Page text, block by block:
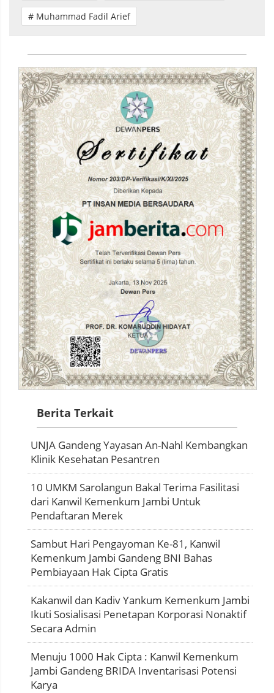
# Muhammad Fadil Arief
Berita Terkait
UNJA Gandeng Yayasan An-Nahl Kembangkan
Klinik Kesehatan Pesantren
10 UMKM Sarolangun Bakal Terima Fasilitasi
dari Kanwil Kemenkum Jambi Untuk
Pendaftaran Merek
Sambut Hari Pengayoman Ke-81, Kanwil
Kemenkum Jambi Gandeng BNI Bahas
Pembiayaan Hak Cipta Gratis
Kakanwil dan Kadiv Yankum Kemenkum Jambi
Ikuti Sosialisasi Penetapan Korporasi Nonaktif
Secara Admin
Menuju 1000 Hak Cipta : Kanwil Kemenkum
Jambi Gandeng BRIDA Inventarisasi Potensi
Karya